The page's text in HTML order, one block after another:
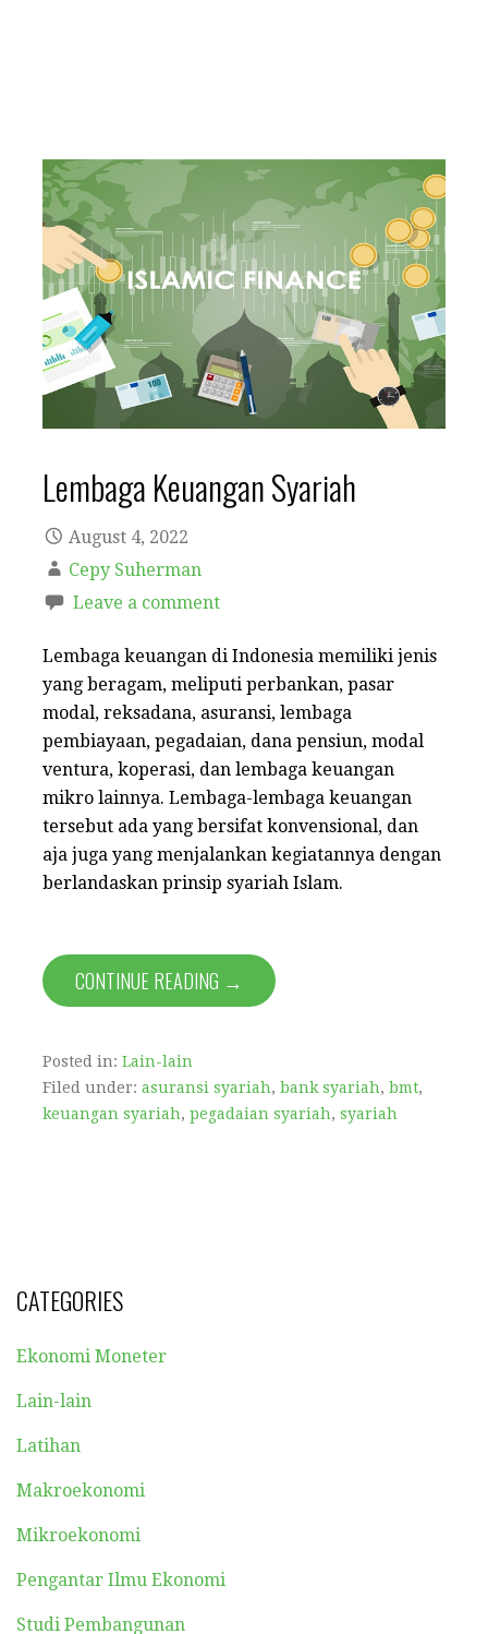
Lembaga Keuangan Syariah
August 4, 2022
Cepy Suherman
Leave a comment
Lembaga keuangan di Indonesia memiliki jenis
yang beragam, meliputi perbankan, pasar
modal, reksadana, asuransi, lembaga
pembiayaan, pegadaian, dana pensiun, modal
ventura, koperasi, dan lembaga keuangan
mikro lainnya. Lembaga-lembaga keuangan
tersebut ada yang bersifat konvensional, dan
aja juga yang menjalankan kegiatannya dengan
berlandaskan prinsip syariah Islam.
CONTINUE READING →
Posted in: Lain-lain
Filed under: asuransi syariah, bank syariah, bmt,
keuangan syariah, pegadaian syariah, syariah
CATEGORIES
Ekonomi Moneter
Lain-lain
Latihan
Makroekonomi
Mikroekonomi
Pengantar Ilmu Ekonomi
Studi Pembangunan